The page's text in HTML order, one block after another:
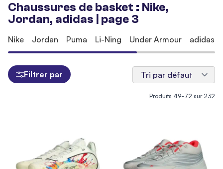
Chaussures de basket : Nike,
Jordan, adidas | page 3
Produits 49-72 sur232
Nike Jordan Puma Li-Ning Under Armour adidas
Filtrer par